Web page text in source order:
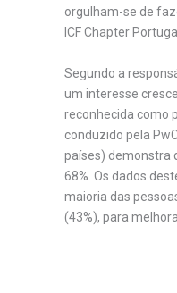
orgulham-se de
ICF Chapter
Segundo a
um interesse
reconhecida como
conduzido pela
países) demonstra
68%. Os dados
maioria das
(43%), para